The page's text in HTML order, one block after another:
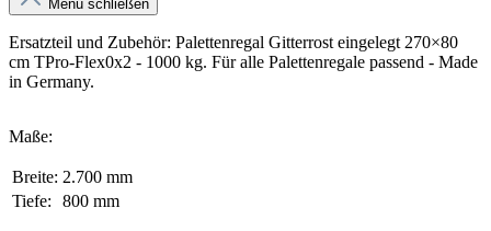
Menü schließen
Ersatzteil und Zubehör: Palettenregal Gitterrost eingelegt 270×80
cm TPro-Flex0x2 - 1000 kg. Für alle Palettenregale passend - Made
in Germany.
Maße:
Breite: 2.700 mm
Tiefe:
800 mm